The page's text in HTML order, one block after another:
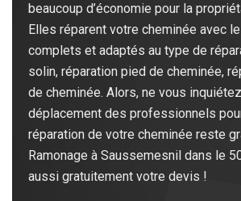
beaucoup d’économie pour la
Elles réparent votre cheminée avec
complets et adaptés au type de
solin, réparation pied de cheminée,
de cheminée. Alors, ne vous
déplacement des professionnels
réparation de votre cheminée reste
Ramonage à Saussemesnil dans le
aussi gratuitement votre devis !